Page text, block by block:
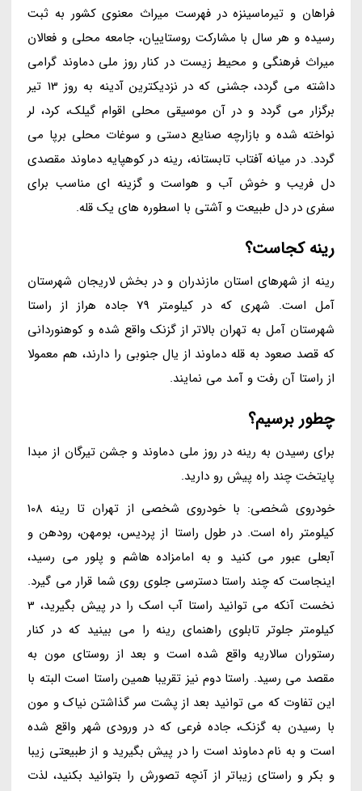
فراهان و تیرماسینزه در فهرست میراث معنوی کشور به ثبت
رسیده و هر سال با مشارکت روستاییان، جامعه محلی و فعالان
میراث فرهنگی و محیط زیست در کنار روز ملی دماوند گرامی
داشته می گردد، جشنی که در نزدیکترین آدینه به روز 13 تیر
برگزار می گردد و در آن موسیقی محلی اقوام گیلک، کرد، لر
نواخته شده و بازارچه صنایع دستی و سوغات محلی برپا می
گردد. در میانه آفتاب تابستانه، رینه در کوهپایه دماوند مقصدی
دل فریب و خوش آب و هواست و گزینه ای مناسب برای
سفری در دل طبیعت و آشتی با اسطوره های یک قله.
رینه کجاست؟
رینه از شهرهای استان مازندران و در بخش لاریجان شهرستان
آمل است. شهری که در کیلومتر 79 جاده هراز از راستا
شهرستان آمل به تهران بالاتر از گزنک واقع شده و کوهنوردانی
که قصد صعود به قله دماوند از یال جنوبی را دارند، هم معمولا
از راستا آن رفت و آمد می نمایند.
چطور برسیم؟
برای رسیدن به رینه در روز ملی دماوند و جشن تیرگان از مبدا
پایتخت چند راه پیش رو دارید.
خودروی شخصی: با خودروی شخصی از تهران تا رینه 108
کیلومتر راه است. در طول راستا از پردیس، بومهن، رودهن و
آبعلی عبور می کنید و به امامزاده هاشم و پلور می رسید،
اینجاست که چند راستا دسترسی جلوی روی شما قرار می گیرد.
نخست آنکه می توانید راستا آب اسک را در پیش بگیرید، 3
کیلومتر جلوتر تابلوی راهنمای رینه را می بینید که در کنار
رستوران سالاریه واقع شده است و بعد از روستای مون به
مقصد می رسید. راستا دوم نیز تقریبا همین راستا است البته با
این تفاوت که می توانید بعد از پشت سر گذاشتن نیاک و مون
با رسیدن به گزنک، جاده فرعی که در ورودی شهر واقع شده
است و به نام دماوند است را در پیش بگیرید و از طبیعتی زیبا
و بکر و راستای زیباتر از آنچه تصورش را بتوانید بکنید، لذت